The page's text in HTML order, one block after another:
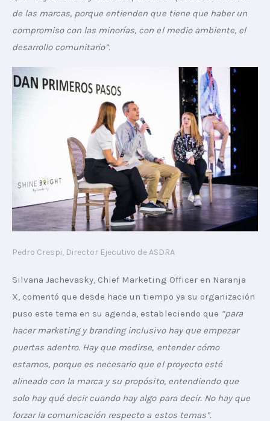
de las marcas, porque entienden que tiene que haber un
compromiso con las minorías, con el medio ambiente, el
desarrollo comunitario”.
Pedro Crespi, Director Ejecutivo de ASDRA
Silvana Jachevasky, Chief Marketing Officer en Naranja
X, comentó que desde hace un tiempo ya su organización
puso este tema en su agenda, estableciendo que “para
hacer marketing y branding inclusivo hay que empezar
puertas adentro. Hay que medirse, entender cómo
estamos, porque es necesario que el proyecto esté
alineado con la marca y su propósito, entendiendo que
solo hay qué decir cuando hay algo para decir. No hay que
forzar la comunicación respecto a estos temas”.